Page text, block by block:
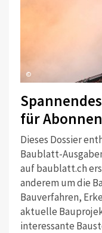
©
für
Dieses Dossier
Baublatt-
auf baublatt.ch
anderem um die
Bauverfahren,
aktuelle
interessante